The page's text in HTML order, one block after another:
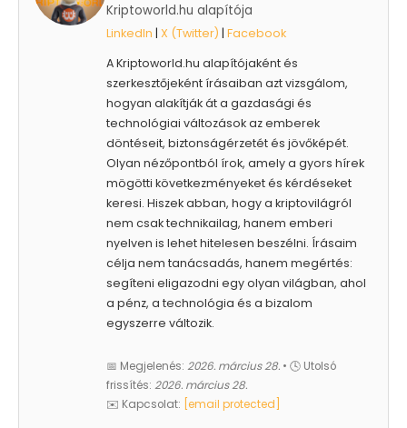
Kriptoworld.hu alapítója
LinkedIn | X (Twitter) | Facebook
A Kriptoworld.hu alapítójaként és
szerkesztőjeként írásaiban azt vizsgálom,
hogyan alakítják át a gazdasági és
technológiai változások az emberek
döntéseit, biztonságérzetét és jövőképét.
Olyan nézőpontból írok, amely a gyors hírek
mögötti következményeket és kérdéseket
keresi. Hiszek abban, hogy a kriptovilágról
nem csak technikailag, hanem emberi
nyelven is lehet hitelesen beszélni. Írásaim
célja nem tanácsadás, hanem megértés:
segíteni eligazodni egy olyan világban, ahol
a pénz, a technológia és a bizalom
egyszerre változik.
📅 Megjelenés: 2026. március 28. • 🕓 Utolsó
frissítés: 2026. március 28.
✉️ Kapcsolat:
[email protected]